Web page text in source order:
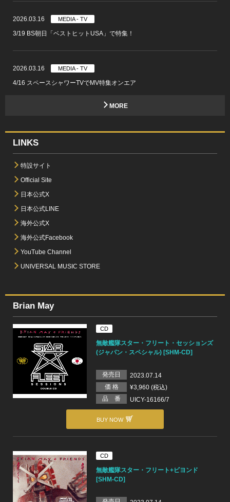
2026.03.16 MEDIA - TV
3/19 BS朝日「ベストヒットUSA」で特集！
2026.03.16 MEDIA - TV
4/16 スペースシャワーTVでMV特集オンエア
MORE
LINKS
特設サイト
Official Site
日本公式X
日本公式LINE
海外公式X
海外公式Facebook
YouTube Channel
UNIVERSAL MUSIC STORE
Brian May
CD
無敵艦隊スター・フリート・セッションズ
(ジャパン・スペシャル) [SHM-CD]
発売日
2023.07.14
価 格
¥3,960 (税込)
品 番
UICY-16166/7
BUY NOW
CD
無敵艦隊スター・フリート+ビヨンド
[SHM-CD]